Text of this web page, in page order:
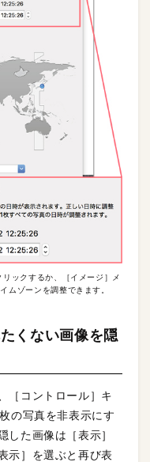
ックするか、［イメージ］メ
ムゾーンを調整できます。
くない画像を隠
［コントロール］キ
の写真を非表示にす
した画像は［表示］
示］を選ぶと再び表